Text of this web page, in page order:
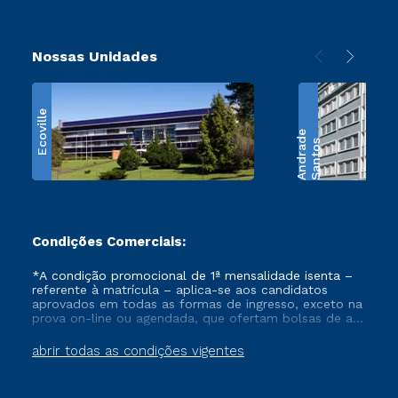
Nossas Unidades
Ecoville
S
a
n
t
o
s
A
n
d
r
a
d
e
Condições Comerciais:
abrir todas as condições vigentes
*A condição promocional de 1ª mensalidade isenta –
referente à matrícula – aplica-se aos candidatos
aprovados em todas as formas de ingresso, exceto na
prova on-line ou agendada, que ofertam bolsas de até
vigente, que ainda não tenham efetivado e/ou não
tenham cancelado ou trancado sua matrícula em uma